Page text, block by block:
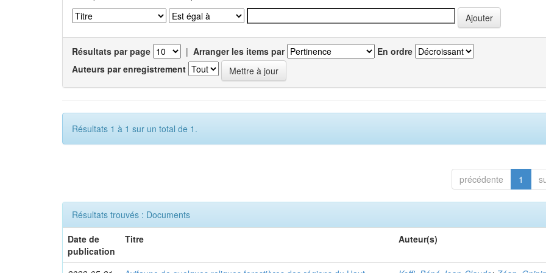
Résultats par page | Arranger les items par
En ordre
Auteurs par enregistrement
Résultats 1 à 1 sur un total de 1.
précédente 1
Résultats trouvés : Documents
Date de
publication
Titre Auteur(s)